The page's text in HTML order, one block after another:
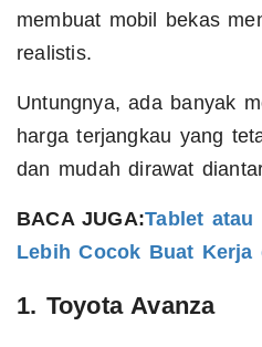
membuat mobil bekas
realistis.
Untungnya, ada banyak
harga terjangkau yang
dan mudah dirawat
BACA JUGA:Tablet atau
Lebih Cocok Buat Kerja
1. Toyota Avanza